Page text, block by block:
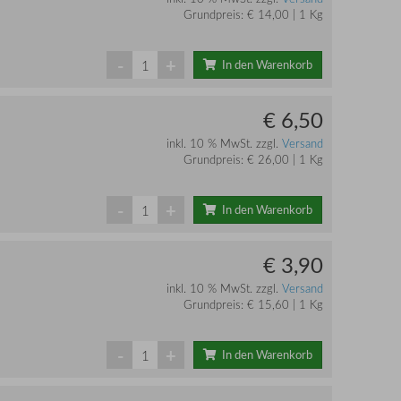
Grundpreis: € 14,00 | 1 Kg
In den Warenkorb
- +
€ 6,50
inkl. 10 % MwSt. zzgl. Versand
Grundpreis: € 26,00 | 1 Kg
In den Warenkorb
- +
€ 3,90
inkl. 10 % MwSt. zzgl. Versand
Grundpreis: € 15,60 | 1 Kg
In den Warenkorb
- +